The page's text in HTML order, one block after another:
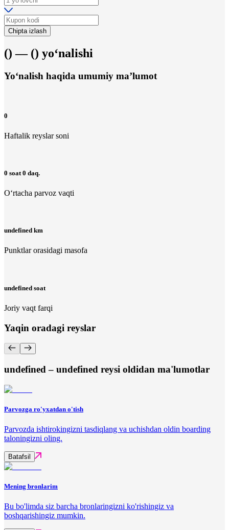
Chipta izlash
() — () yo‘nalishi
Yo‘nalish haqida umumiy ma’lumot
0
Haftalik reyslar soni
0 soat 0 daq.
O‘rtacha parvoz vaqti
undefined km
Punktlar orasidagi masofa
undefined soat
Joriy vaqt farqi
Yaqin oradagi reyslar
undefined – undefined reysi oldidan ma'lumotlar
Parvozga ro'yxatdan o'tish
Parvozda ishtirokingizni tasdiqlang va uchishdan oldin boarding
taloningizni oling.
Batafsil
Mening bronlarim
Bu bo'limda siz barcha bronlaringizni ko'rishingiz va
boshqarishingiz mumkin.